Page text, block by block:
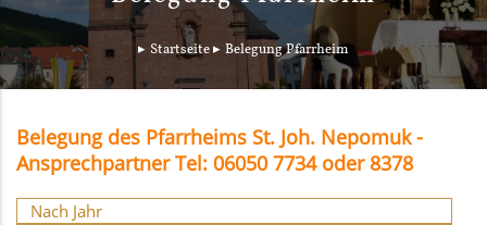
Startseite Belegung Pfarrheim
Belegung des Pfarrheims St. Joh. Nepomuk -
Ansprechpartner Tel: 06050 7734 oder 8378
Nach Jahr